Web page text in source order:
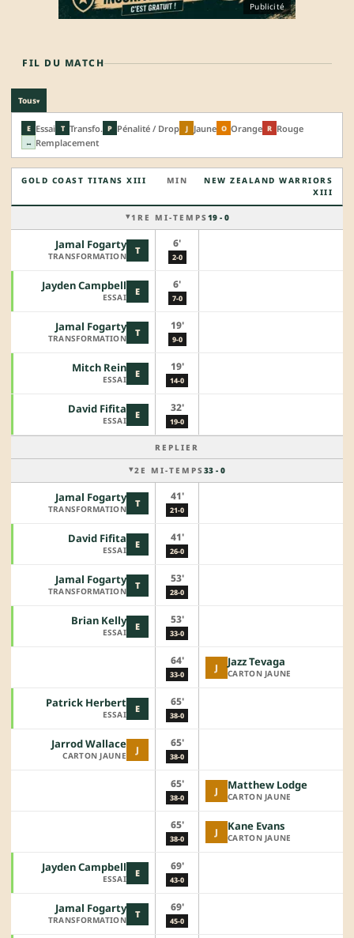
Publicité
FIL DU MATCH
Tous▾
E Essai T Transfo. P Pénalité / Drop J Jaune O Orange R Rouge
↔ Remplacement
GOLD COAST TITANS XIII MIN
NEW ZEALAND WARRIORS
XIII
1RE MI-TEMPS 19 - 0
T
Jamal Fogarty
TRANSFORMATION
6'
2-0
E
Jayden Campbell
ESSAI
6'
7-0
T
Jamal Fogarty
TRANSFORMATION
19'
9-0
E
Mitch Rein
ESSAI
19'
14-0
E
David Fifita
ESSAI
32'
19-0
REPLIER
2E MI-TEMPS 33 - 0
T
Jamal Fogarty
TRANSFORMATION
41'
21-0
E
David Fifita
ESSAI
41'
26-0
T
Jamal Fogarty
TRANSFORMATION
53'
28-0
E
Brian Kelly
ESSAI
53'
33-0
64'
33-0
J Jazz Tevaga
CARTON JAUNE
E
Patrick Herbert
ESSAI
65'
38-0
J
Jarrod Wallace
CARTON JAUNE
65'
38-0
65'
38-0
J Matthew Lodge
CARTON JAUNE
65'
38-0
J Kane Evans
CARTON JAUNE
E
Jayden Campbell
ESSAI
69'
43-0
T
Jamal Fogarty
TRANSFORMATION
69'
45-0